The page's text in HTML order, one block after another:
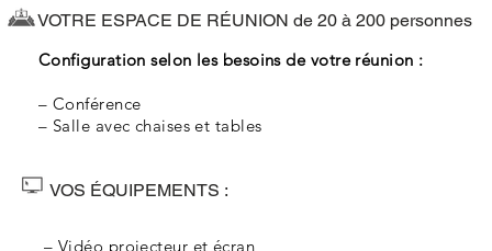
VOTRE ESPACE DE RÉUNION de 20 à 200 personnes
Configuration selon les besoins de votre réunion :
– Conférence
– Salle avec chaises et tables
VOS ÉQUIPEMENTS :
– Vidéo projecteur et écran